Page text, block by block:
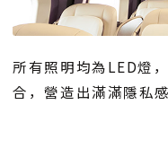
所有照明均為LED燈
合，營造出滿滿隱私